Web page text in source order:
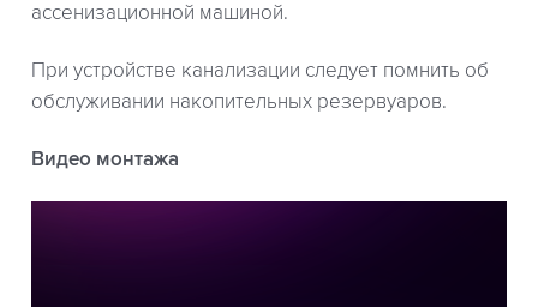
ассенизационной машиной.
При устройстве канализации следует помнить об
обслуживании накопительных резервуаров.
Видео монтажа